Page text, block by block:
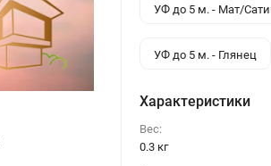
УФ до 5 м. - Мат/
УФ до 5 м. - Глянец
Характеристики
Вес:
0.3 кг